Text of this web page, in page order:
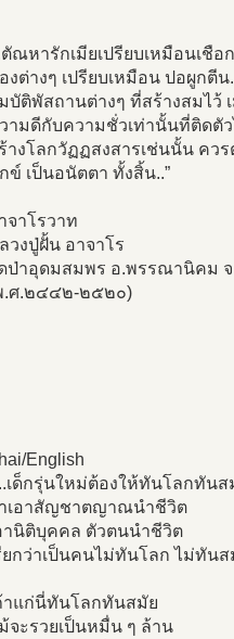
ตัณหารักเมียเปรียบเหมือนเ
งต่างๆ เปรียบเหมือน ปอผูกตีน
บัติพัสถานต่างๆ ที่สร้างสมไว้
ามดีกับความชั่วเท่านั้นที่ติดตั
างโลกวัฏฏสงสารเช่นนั้น คว
ข์ เป็นอนัตตา ทั้งสิ้น..”
จาโรวาท
วงปู่ฝั้น อาจาโร
ป่าอุดมสมพร อ.พรรณานิคม
.ศ.๒๔๔๒-๒๕๒๐)
English
เด็กรุ่นใหม่ต้องให้ทันโลกทันส
เอาสัญชาตญาณนำชีวิต
านิติบุคคล ตัวตนนำชีวิต
ยกว่าเป็นคนไม่ทันโลก ไม่ทันส
าแก่นี่ทันโลกทันสมัย
จะรวยเป็นหมื่น ๆ ล้าน